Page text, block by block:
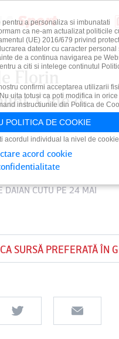
Florin
Cine o
în
DAIAN CUTUPE 24 MAI
CA SURSĂ PREFERATĂ ÎN
a personaliza si imbunatati
ca ne-am actualizat politicile
(UE) 2016/679 privind
datelor cu caracter personal
de a continua navigarea pe
a citi si intelege continutul
confirmi acceptarea utilizarii
uita totusi ca poti modifica in orice
instructiunile din Politica de
POLITICA DE COOKIE
acordul individual la nivel de
acord cookie